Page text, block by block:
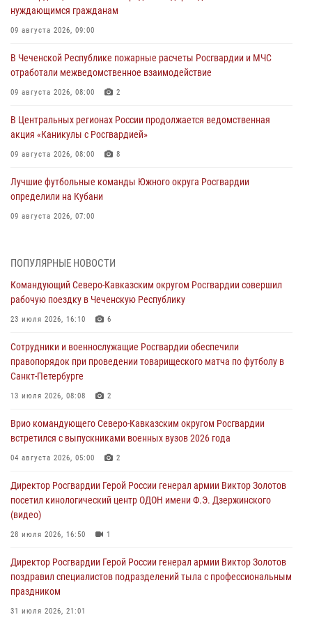
нуждающимся гражданам
09 августа 2026, 09:00
В Чеченской Республике пожарные расчеты Росгвардии и МЧС
отработали межведомственное взаимодействие
09 августа 2026, 08:00 2
В Центральных регионах России продолжается ведомственная
акция «Каникулы с Росгвардией»
09 августа 2026, 08:00 8
Лучшие футбольные команды Южного округа Росгвардии
определили на Кубани
09 августа 2026, 07:00
(видео)
Росгвардейцы провели занятие по стрелковой подготовке для
воспитанников Центра детского, юношеского туризма и
09 августа 2026, 05:00
В регионах Урала бойцам Росгвардии в зону СВО передали свежие
тиражи газет
Всероссийская ведомственная акции «Каникулы с Росгвардией
проходит в Сибири
ПОПУЛЯРНЫЕ НОВОСТИ
Командующий Северо-Кавказским округом Росгвардии совершил
рабочую поездку в Чеченскую Республику
23 июля 2026, 16:10 6
Сотрудники и военнослужащие Росгвардии обеспечили
правопорядок при проведении товарищеского матча по футболу в
Санкт-Петербурге
13 июля 2026, 08:08 2
Врио командующего Северо-Кавказским округом Росгвардии
встретился с выпускниками военных вузов 2026 года
04 августа 2026, 05:00 2
Директор Росгвардии Герой России генерал армии Виктор Золотов
посетил кинологический центр ОДОН имени Ф.Э. Дзержинского
(видео)
28 июля 2026, 16:50 1
Директор Росгвардии Герой России генерал армии Виктор Золотов
поздравил специалистов подразделений тыла с профессиональным
праздником
31 июля 2026, 21:01